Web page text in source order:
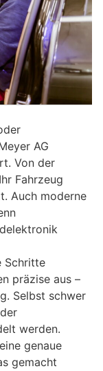
AG
Von der
Fahrzeug
Auch moderne
Schritte
präzise aus –
Selbst schwer
werden.
genaue
gemacht